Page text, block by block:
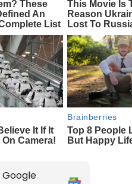
Google